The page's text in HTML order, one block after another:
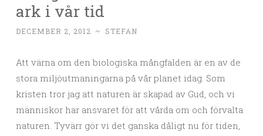
ark i vår tid
DECEMBER 2, 2012 ~ STEFAN
Att värna om den biologiska mångfalden är en av de
stora miljöutmaningarna på vår planet idag. Som
kristen tror jag att naturen är skapad av Gud, och vi
människor har ansvaret för att vårda om och förvalta
naturen. Tyvärr gör vi det ganska dåligt nu för tiden,